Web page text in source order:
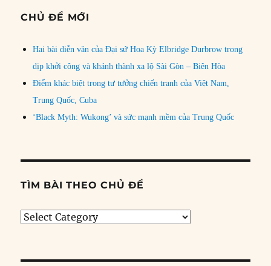
CHỦ ĐỀ MỚI
Hai bài diễn văn của Đại sứ Hoa Kỳ Elbridge Durbrow trong
dịp khởi công và khánh thành xa lộ Sài Gòn – Biên Hòa
Điểm khác biệt trong tư tưởng chiến tranh của Việt Nam,
Trung Quốc, Cuba
‘Black Myth: Wukong’ và sức mạnh mềm của Trung Quốc
TÌM BÀI THEO CHỦ ĐỀ
Tìm